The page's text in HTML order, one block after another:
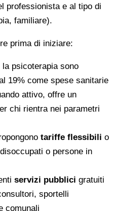
professionista e al tipo di
familiare).
prima di iniziare:
psicoterapia sono
19% come spese sanitarie
attivo, offre un
chi rientra nei parametri
tariffe flessibili o
o persone in
servizi pubblici gratuiti
sportelli
comunali